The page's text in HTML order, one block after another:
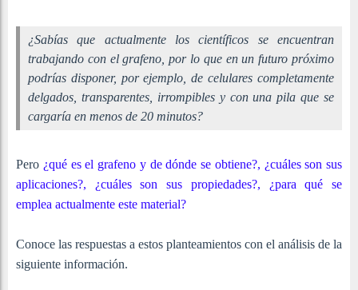
¿Sabías que actualmente los científicos se encuentran
trabajando con el grafeno, por lo que en un futuro próximo
podrías disponer, por ejemplo, de celulares completamente
delgados, transparentes, irrompibles y con una pila que se
cargaría en menos de 20 minutos?
Pero ¿qué es el grafeno y de dónde se obtiene?, ¿cuáles son sus
aplicaciones?, ¿cuáles son sus propiedades?, ¿para qué se
emplea actualmente este material?
Conoce las respuestas a estos planteamientos con el análisis de la
siguiente información.